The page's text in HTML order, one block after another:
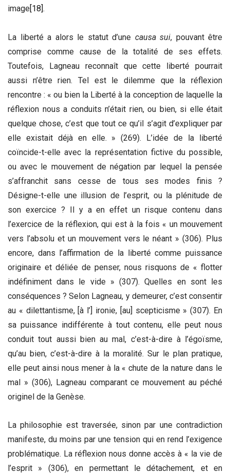
image [18] .
La liberté a alors le statut d’une causa sui, pouvant être
comprise comme cause de la totalité de ses effets.
Toutefois, Lagneau reconnaît que cette liberté pourrait
aussi n’être rien. Tel est le dilemme que la réflexion
rencontre : « ou bien la Liberté à la conception de laquelle la
réflexion nous a conduits n’était rien, ou bien, si elle était
quelque chose, c’est que tout ce qu’il s’agit d’expliquer par
elle existait déjà en elle. » (269). L’idée de la liberté
coïncide-t-elle avec la représentation fictive du possible,
ou avec le mouvement de négation par lequel la pensée
s’affranchit sans cesse de tous ses modes finis ?
Désigne-t-elle une illusion de l’esprit, ou la plénitude de
son exercice ? Il y a en effet un risque contenu dans
l’exercice de la réflexion, qui est à la fois « un mouvement
vers l’absolu et un mouvement vers le néant » (306). Plus
encore, dans l’affirmation de la liberté comme puissance
originaire et déliée de penser, nous risquons de « flotter
indéfiniment dans le vide » (307). Quelles en sont les
conséquences ? Selon Lagneau, y demeurer, c’est consentir
au « dilettantisme, [à l’] ironie, [au] scepticisme » (307). En
sa puissance indifférente à tout contenu, elle peut nous
conduit tout aussi bien au mal, c’est-à-dire à l’égoïsme,
qu’au bien, c’est-à-dire à la moralité. Sur le plan pratique,
elle peut ainsi nous mener à la « chute de la nature dans le
mal » (306), Lagneau comparant ce mouvement au péché
originel de la Genèse.
La philosophie est traversée, sinon par une contradiction
manifeste, du moins par une tension qui en rend l’exigence
problématique. La réflexion nous donne accès à « la vie de
l’esprit » (306), en permettant le détachement, et en